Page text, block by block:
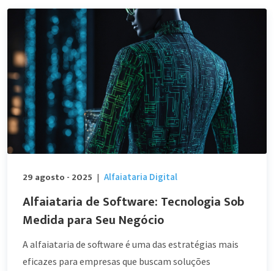
29 agosto - 2025 | Alfaiataria Digital
Alfaiataria de Software: Tecnologia Sob
Medida para Seu Negócio
A alfaiataria de software é uma das estratégias mais
eficazes para empresas que buscam soluções